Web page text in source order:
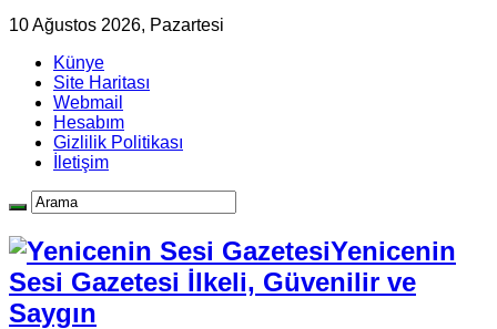
10 Ağustos 2026, Pazartesi
Künye
Site Haritası
Webmail
Hesabım
Gizlilik Politikası
İletişim
Yenicenin
Sesi Gazetesi İlkeli, Güvenilir ve
Saygın